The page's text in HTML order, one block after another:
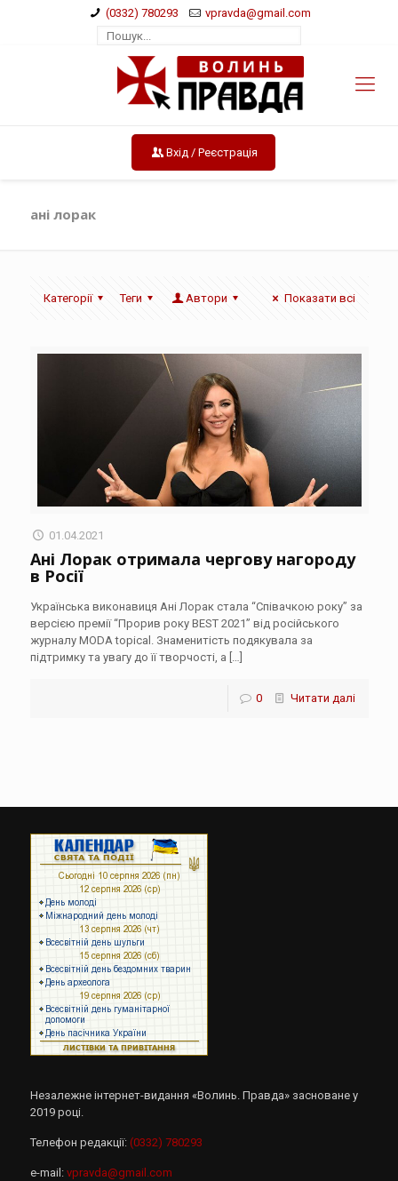
(0332) 780293 vpravda@gmail.com
Вхід / Реєстрація
ані лорак
Категорії Теги Автори Показати всі
01.04.2021
Ані Лорак отримала чергову нагороду
в Росії
Українська виконавиця Ані Лорак стала “Співачкою року” за
версією премії “Прорив року BEST 2021” від російського
журналу MODA topical. Знаменитість подякувала за
підтримку та увагу до її творчості, а […]
0 Читати далі
Незалежне інтернет-видання «Волинь. Правда» засноване у
2019 році.
Телефон редакції: (0332) 780293
e-mail: vpravda@gmail.com